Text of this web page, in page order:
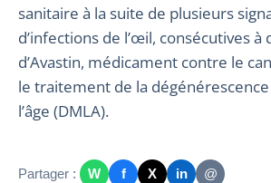
sanitaire à la suite de plusieurs
d’infections de l’œil, consécutives à
d’Avastin, médicament contre le
le traitement de la
l’âge (DMLA).
Partager : W f X in @